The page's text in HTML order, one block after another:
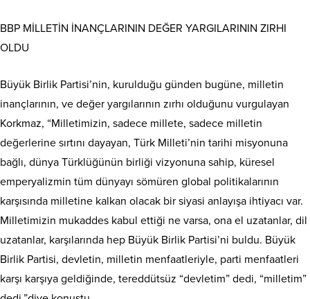
BBP MİLLETİN İNANÇLARININ DEĞER YARGILARININ ZIRHI
OLDU
Büyük Birlik Partisi’nin, kurulduğu günden bugüne, milletin
inançlarının, ve değer yargılarının zırhı olduğunu vurgulayan
Korkmaz, “Milletimizin, sadece millete, sadece milletin
değerlerine sırtını dayayan, Türk Milleti’nin tarihi misyonuna
bağlı, dünya Türklüğünün birliği vizyonuna sahip, küresel
emperyalizmin tüm dünyayı sömüren global politikalarının
karşısında milletine kalkan olacak bir siyasi anlayışa ihtiyacı var.
Milletimizin mukaddes kabul ettiği ne varsa, ona el uzatanlar, dil
uzatanlar, karşılarında hep Büyük Birlik Partisi’ni buldu. Büyük
Birlik Partisi, devletin, milletin menfaatleriyle, parti menfaatleri
karşı karşıya geldiğinde, tereddütsüz “devletim” dedi, “milletim”